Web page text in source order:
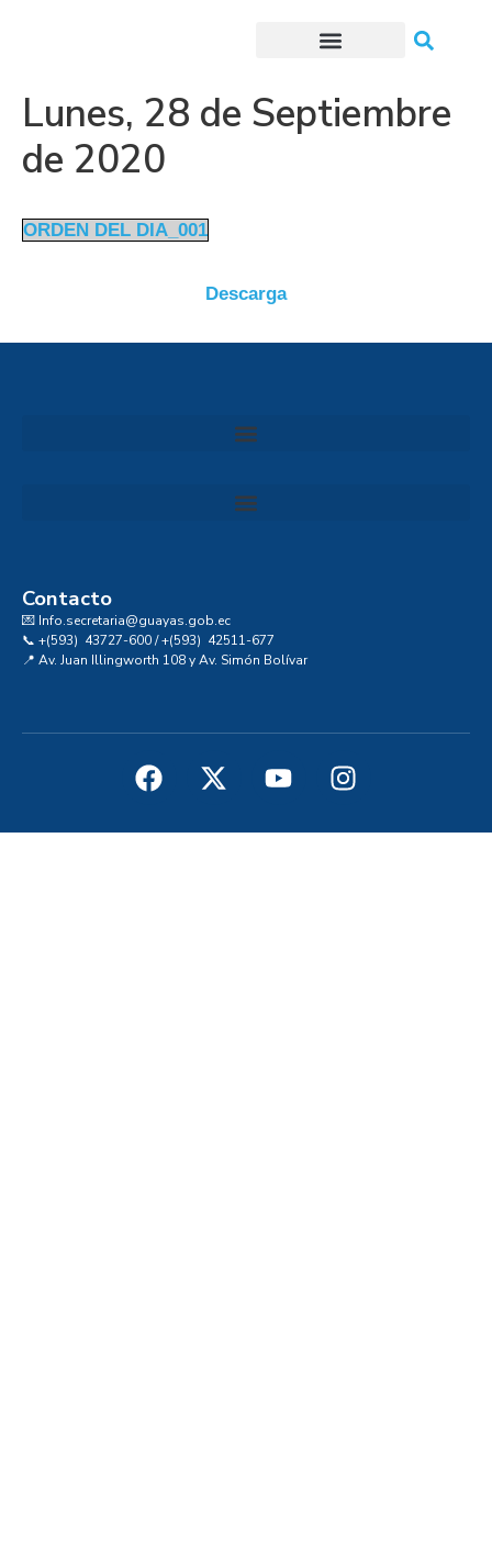
Lunes, 28 de Septiembre
de 2020
ORDEN DEL DIA_001
Descarga
Contacto
💌 Info.secretaria@guayas.gob.ec
📞 +(593) 43727-600 / +(593) 42511-677
📍 Av. Juan Illingworth 108 y Av. Simón Bolívar